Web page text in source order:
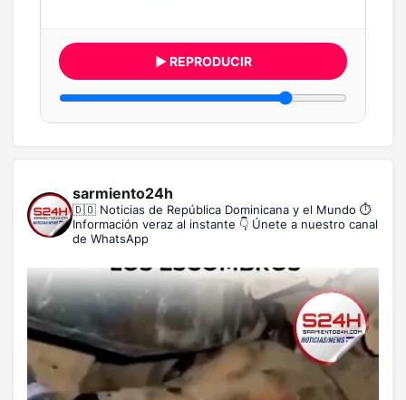
▶ REPRODUCIR
sarmiento24h
🇩🇴 Noticias de República Dominicana y el Mundo ⏱️
Información veraz al instante 👇 Únete a nuestro canal
de WhatsApp